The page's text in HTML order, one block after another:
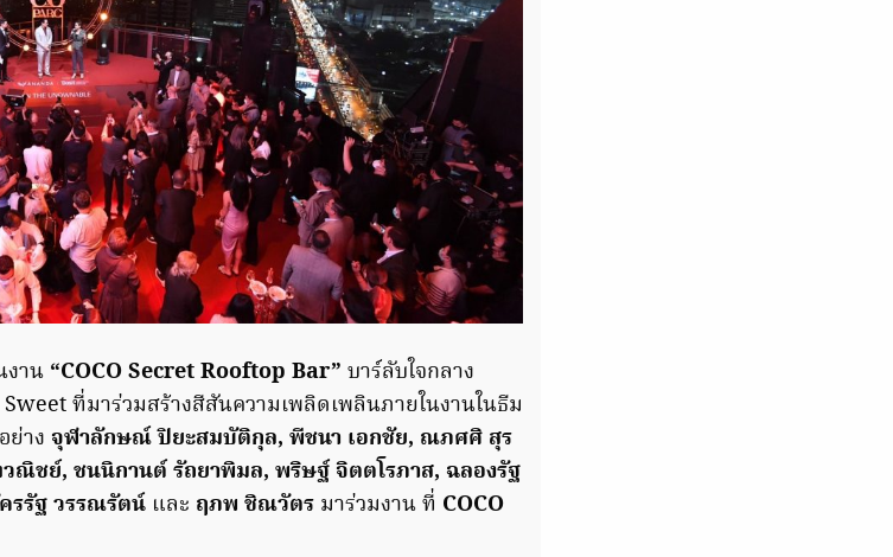
งาน “COCO Secret Rooftop Bar” บาร์ลับใจกลาง
ที่มาร่วมสร้างสีสันความเพลิดเพลินภายในงานในธีม
ย่าง จุฬาลักษณ์ ปิยะสมบัติกุล, พีชนา เอกชัย, ณภศศิ สุร
ณิชย์, ชนนิกานต์ รัถยาพิมล, พริษฐ์ จิตตโรภาส, ฉลองรัฐ
รรัฐ วรรณรัตน์ และ ฤภพ ชิณวัตร มาร่วมงาน ที่ COCO